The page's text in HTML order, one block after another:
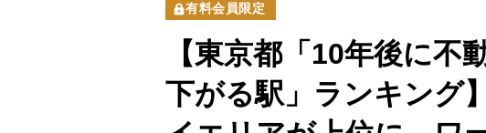
有料会員限定
【東京都「10年後に不
下がる駅」ランキング